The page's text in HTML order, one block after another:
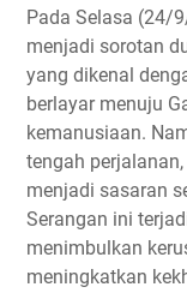
Pada Selasa (24/
menjadi sorotan
yang dikenal
berlayar menuju
kemanusiaan.
tengah
menjadi sasaran
Serangan ini
menimbulkan
meningkatkan